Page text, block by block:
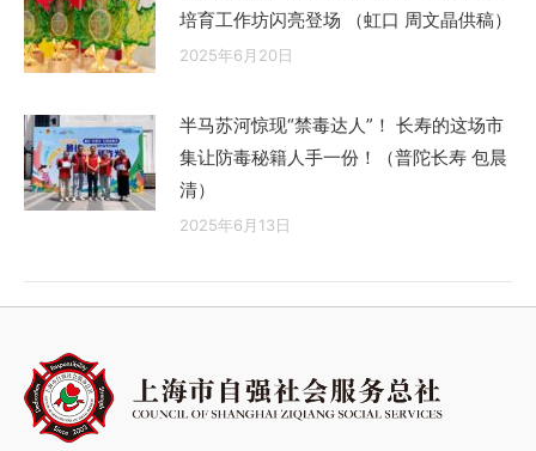
培育工作坊闪亮登场 （虹口 周文晶供稿）
2025年6月20日
半马苏河惊现“禁毒达人”！ 长寿的这场市
集让防毒秘籍人手一份！（普陀长寿 包晨
清）
2025年6月13日